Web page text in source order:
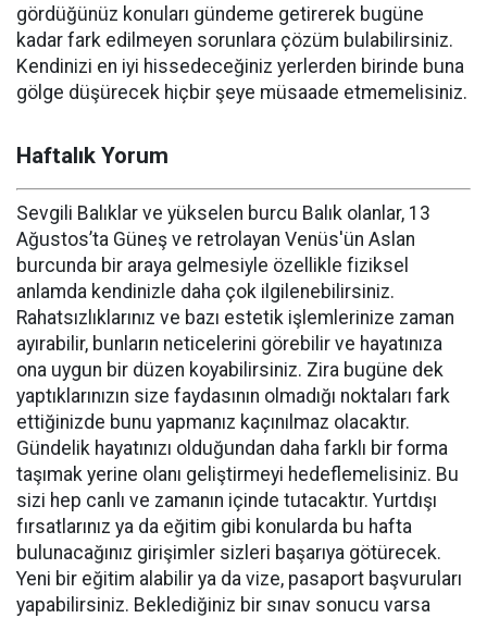
gördüğünüz konuları gündeme getirerek bugüne
kadar fark edilmeyen sorunlara çözüm bulabilirsiniz.
Kendinizi en iyi hissedeceğiniz yerlerden birinde buna
gölge düşürecek hiçbir şeye müsaade etmemelisiniz.
Haftalık Yorum
Sevgili Balıklar ve yükselen burcu Balık olanlar, 13
Ağustos’ta Güneş ve retrolayan Venüs'ün Aslan
burcunda bir araya gelmesiyle özellikle fiziksel
anlamda kendinizle daha çok ilgilenebilirsiniz.
Rahatsızlıklarınız ve bazı estetik işlemlerinize zaman
ayırabilir, bunların neticelerini görebilir ve hayatınıza
ona uygun bir düzen koyabilirsiniz. Zira bugüne dek
yaptıklarınızın size faydasının olmadığı noktaları fark
ettiğinizde bunu yapmanız kaçınılmaz olacaktır.
Gündelik hayatınızı olduğundan daha farklı bir forma
taşımak yerine olanı geliştirmeyi hedeflemelisiniz. Bu
sizi hep canlı ve zamanın içinde tutacaktır. Yurtdışı
fırsatlarınız ya da eğitim gibi konularda bu hafta
bulunacağınız girişimler sizleri başarıya götürecek.
Yeni bir eğitim alabilir ya da vize, pasaport başvuruları
yapabilirsiniz. Beklediğiniz bir sınav sonucu varsa